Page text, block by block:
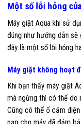
Một số lỗi hỏng
Máy giặt Aqua khi sử
đúng như hướng dẫn sẽ
đây là một số lỗi hỏng
Máy giặt không hoạt
Khi bạn thấy máy giặt
mà ngừng thì có thể do
Cũng có thể ổ cắm
nạp cho máy đã đảm